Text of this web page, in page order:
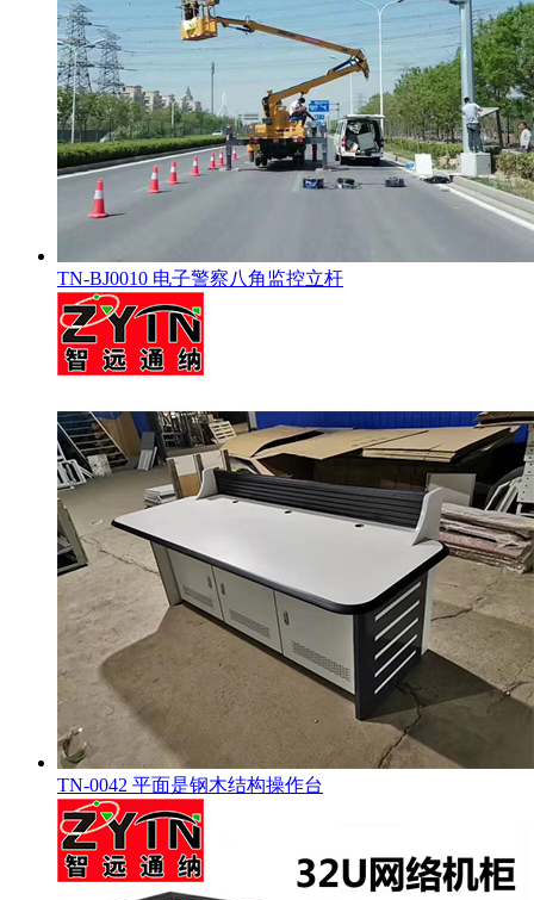
TN-BJ0010 电子警察八角监控立杆
TN-0042 平面是钢木结构操作台